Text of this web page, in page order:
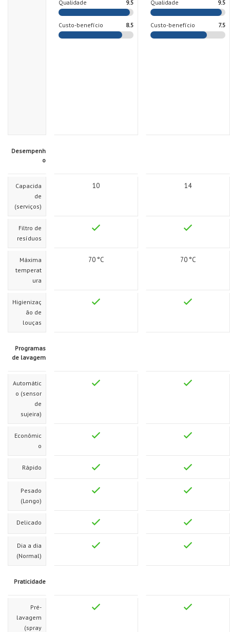
Desempenh
o
Capacida
de
(serviços)
Filtro de
resíduos
Máxima
temperat
ura
Higienizaç
ão de
louças
Programas
de lavagem
Automátic
o (sensor
de
sujeira)
Econômic
o
Rápido
Pesado
(Longo)
Delicado
Dia a dia
(Normal)
Praticidade
Pré-
lavagem
(spray
Qualidade 9.5
Custo-benefício 8.5
10
70 °C
Qualidade 9.5
Custo-benefício 7.5
14
70 °C